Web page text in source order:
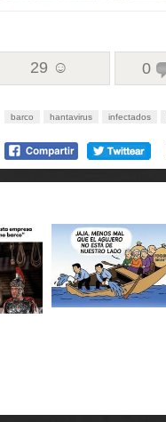
29 ☺ 0
barco hantavirus infectados